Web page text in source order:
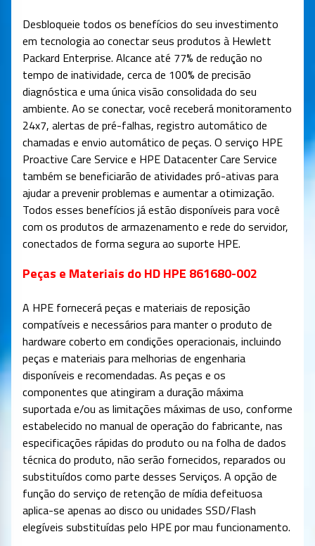
Desbloqueie todos os benefícios do seu investimento
em tecnologia ao conectar seus produtos à Hewlett
Packard Enterprise. Alcance até 77% de redução no
tempo de inatividade, cerca de 100% de precisão
diagnóstica e uma única visão consolidada do seu
ambiente. Ao se conectar, você receberá monitoramento
24x7, alertas de pré-falhas, registro automático de
chamadas e envio automático de peças. O serviço HPE
Proactive Care Service e HPE Datacenter Care Service
também se beneficiarão de atividades pró-ativas para
ajudar a prevenir problemas e aumentar a otimização.
Todos esses benefícios já estão disponíveis para você
com os produtos de armazenamento e rede do servidor,
conectados de forma segura ao suporte HPE.
Peças e Materiais do HD HPE 861680-002
A HPE fornecerá peças e materiais de reposição
compatíveis e necessários para manter o produto de
hardware coberto em condições operacionais, incluindo
peças e materiais para melhorias de engenharia
disponíveis e recomendadas. As peças e os
componentes que atingiram a duração máxima
suportada e/ou as limitações máximas de uso, conforme
estabelecido no manual de operação do fabricante, nas
especificações rápidas do produto ou na folha de dados
técnica do produto, não serão fornecidos, reparados ou
substituídos como parte desses Serviços. A opção de
função do serviço de retenção de mídia defeituosa
aplica-se apenas ao disco ou unidades SSD/Flash
elegíveis substituídas pelo HPE por mau funcionamento.